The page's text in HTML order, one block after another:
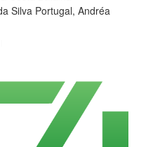
Silva Portugal, Andréa